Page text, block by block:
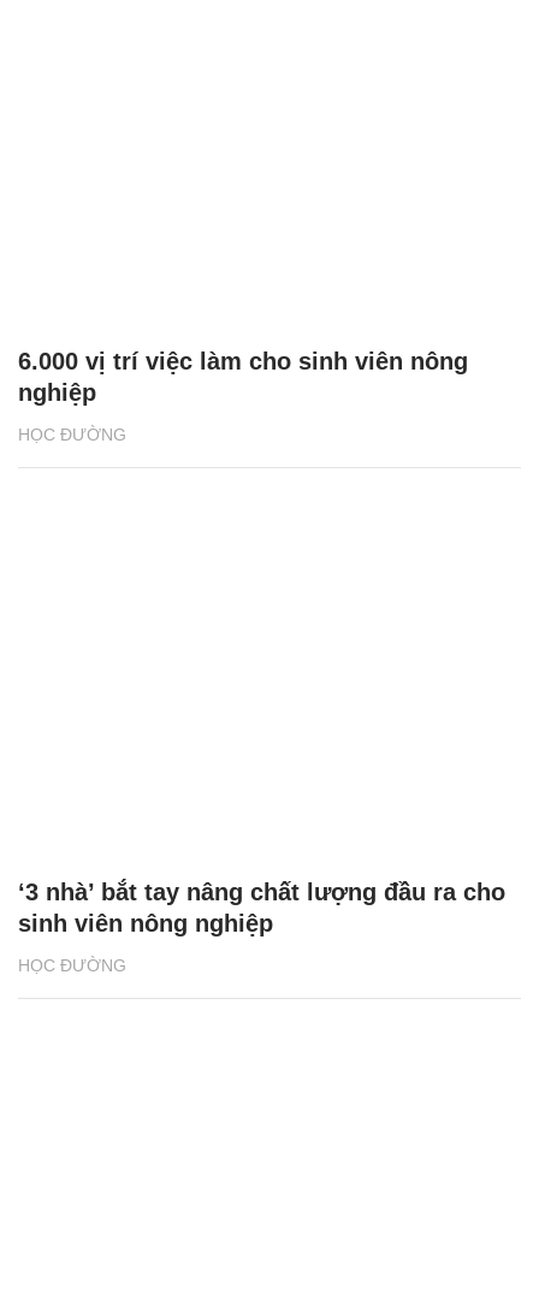
HỌC ĐƯỜNG
6.000 vị trí việc làm cho sinh viên nông
nghiệp
HỌC ĐƯỜNG
‘3 nhà’ bắt tay nâng chất lượng đầu ra cho
sinh viên nông nghiệp